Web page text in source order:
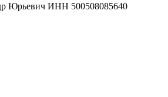
Юрьевич ИНН 500508085640